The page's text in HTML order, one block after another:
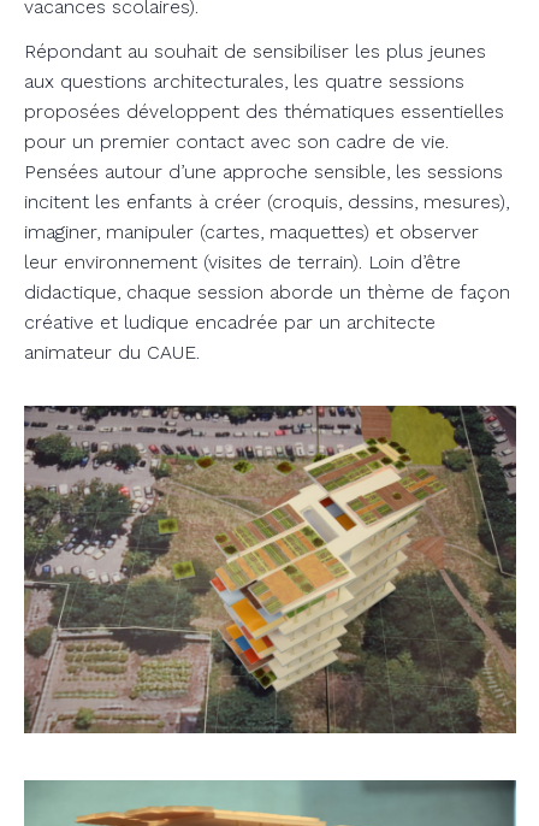
vacances scolaires).
Répondant au souhait de sensibiliser les plus jeunes
aux questions architecturales, les quatre sessions
proposées développent des thématiques essentielles
pour un premier contact avec son cadre de vie.
Pensées autour d’une approche sensible, les sessions
incitent les enfants à créer (croquis, dessins, mesures),
imaginer, manipuler (cartes, maquettes) et observer
leur environnement (visites de terrain). Loin d’être
didactique, chaque session aborde un thème de façon
créative et ludique encadrée par un architecte
animateur du CAUE.